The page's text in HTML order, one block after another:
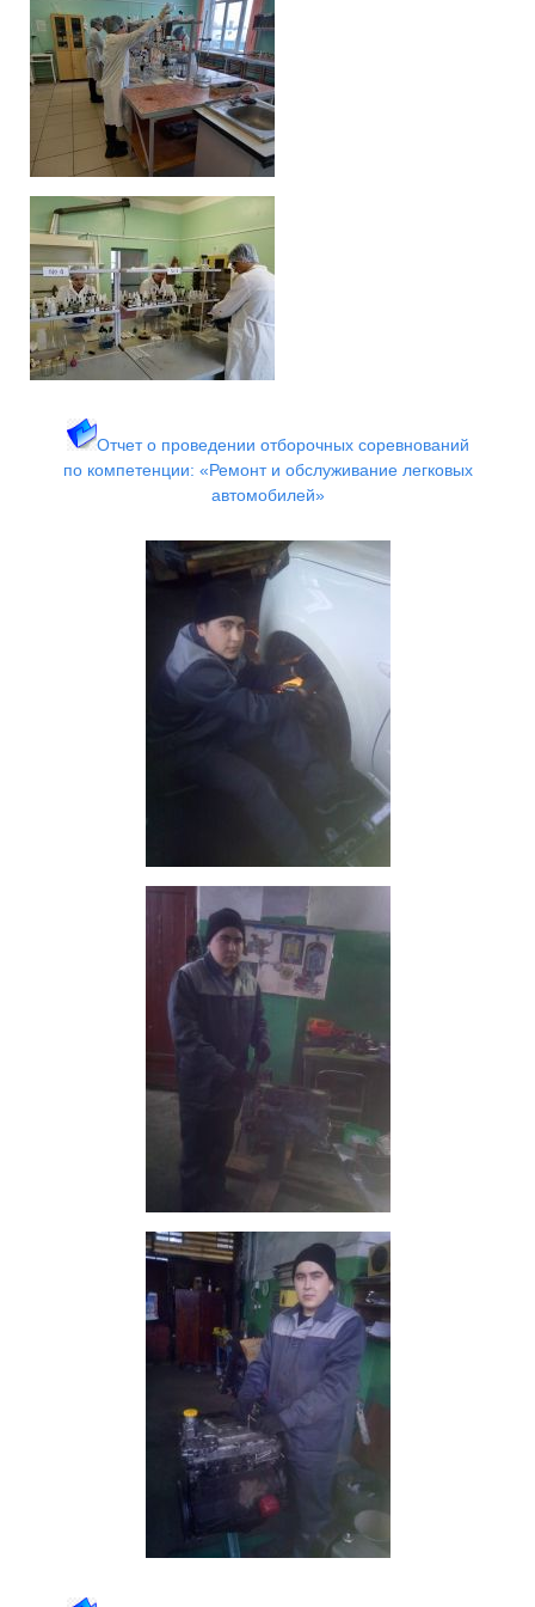
Отчет о проведении отборочных соревнований
по компетенции: «Ремонт и обслуживание легковых
автомобилей»